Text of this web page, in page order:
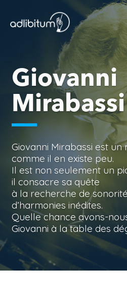
Giovanni
Mirabassi
Giovanni Mirabassi est un
comme il en existe peu.
Il est non seulement un
il consacre sa quête
à la recherche de
d’harmonies inédites.
Quelle chance avons-
Giovanni à la table des